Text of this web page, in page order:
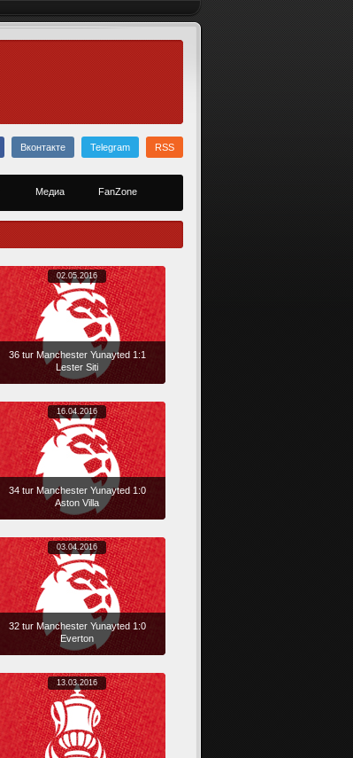
Вконтакте Telegram RSS
Медиа FanZone
02.05.2016
36 tur Manchester Yunayted 1:1
Lester Siti
16.04.2016
34 tur Manchester Yunayted 1:0
Aston Villa
03.04.2016
32 tur Manchester Yunayted 1:0
Everton
13.03.2016